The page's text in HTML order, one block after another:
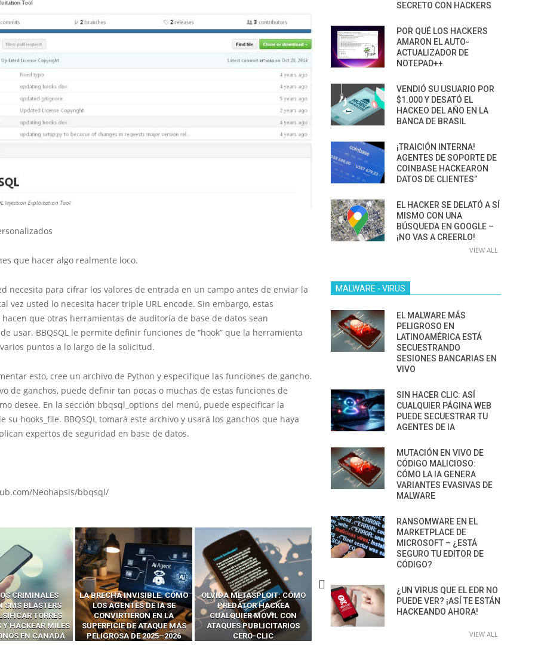
que hacer algo realmente loco.
necesita para cifrar los valores de entrada en un campo antes de enviar la
vez usted lo necesita hacer triple URL encode. Sin embargo, estas
que otras herramientas de auditoría de base de datos sean
usar. BBQSQL le permite definir funciones de “hook” que la herramienta
puntos a lo largo de la solicitud.
esto, cree un archivo de Python y especifique las funciones de gancho.
de ganchos, puede definir tan pocas o muchas de estas funciones de
desee. En la sección bbqsql_options del menú, puede especificar la
su hooks_file. BBQSQL tomará este archivo y usará los ganchos que haya
expertos de seguridad en base de datos.
Neohapsis/bbqsql/
INVISIBLE: CÓMO
DE IA SE
EN LA
DE ATAQUE MÁS
DE 2025–2026
OLVIDA METASPLOIT: CÓMO
PREDATOR HACKEA
CUALQUIER MÓVIL CON
ATAQUES PUBLICITARIOS
CERO-CLIC
CÓMO LOS HACKERS
INTERCEPTAN OTPS Y
LLAMADAS MÓVILES SIN
‘HACKEAR’ — EL INCREÍBLE
PODER DE LOS SIM BOXES”
13 TÉCNICAS
RIDÍCULAMENTE FÁCILES
PARA HACKEAR Y EXPLOTAR
NAVEGADORES DE IA
CÓMO LOS HACKERS
MANIPULAN GITHUB
COPILOT DENTRO DE VS
SECRETO CON HACKERS
POR QUÉ LOS HACKERS
AMARON EL AUTO-
ACTUALIZADOR DE
NOTEPAD++
VENDIÓ SU USUARIO POR
$1.000 Y DESATÓ EL
HACKEO DEL AÑO EN LA
BANCA DE BRASIL
¡TRAICIÓN INTERNA!
AGENTES DE SOPORTE DE
COINBASE HACKEARON
DATOS DE CLIENTES”
EL HACKER SE DELATÓ A SÍ
MISMO CON UNA
BÚSQUEDA EN GOOGLE –
¡NO VAS A CREERLO!
VIEW ALL
MALWARE - VIRUS
EL MALWARE MÁS
PELIGROSO EN
LATINOAMÉRICA ESTÁ
SECUESTRANDO
SESIONES BANCARIAS EN
VIVO
SIN HACER CLIC: ASÍ
CUALQUIER PÁGINA WEB
PUEDE SECUESTRAR TU
AGENTES DE IA
MUTACIÓN EN VIVO DE
CÓDIGO MALICIOSO:
CÓMO LA IA GENERA
VARIANTES EVASIVAS DE
MALWARE
RANSOMWARE EN EL
MARKETPLACE DE
MICROSOFT – ¿ESTÁ
SEGURO TU EDITOR DE
CÓDIGO?
¿UN VIRUS QUE EL EDR NO
PUEDE VER? ¡ASÍ TE ESTÁN
HACKEANDO AHORA!
VIEW ALL